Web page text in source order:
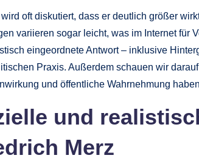
oft diskutiert, dass er deutlich größer
variieren sogar leicht, was im Internet für
eingeordnete Antwort – inklusive
Praxis. Außerdem schauen wir
und öffentliche Wahrnehmung
und
Merz